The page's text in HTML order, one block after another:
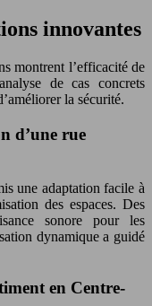
innovantes
montrent l’efficacité de
de cas concrets
la sécurité.
d’une rue
une adaptation facile à
des espaces. Des
sonore pour les
dynamique a guidé
en Centre-